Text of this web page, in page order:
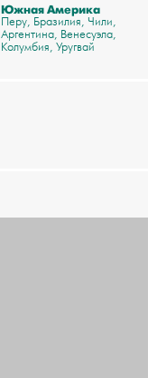
Южная Америка
Перу Бразилия Чили
Аргентина Венесуэла
Колумбия Уругвай